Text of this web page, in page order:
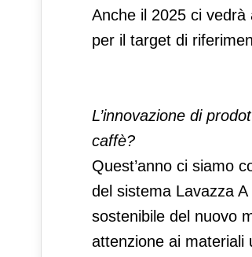
Anche il 2025 ci
per il target di
L’innovazione di
caffè?
Quest’anno ci siamo
del sistema Lavazza
sostenibile del nuovo
attenzione ai materiali